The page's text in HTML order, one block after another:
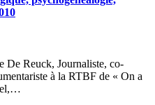
De Reuck, Journaliste, co-
à la RTBF de « On a